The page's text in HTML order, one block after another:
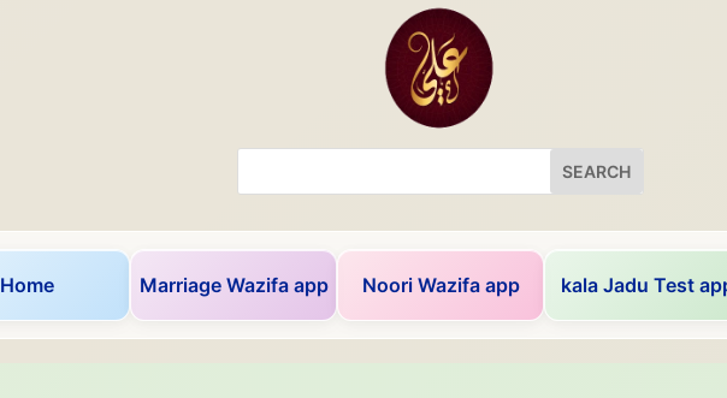
Home Marriage Wazifa app Noori Wazifa app kala Jadu Test